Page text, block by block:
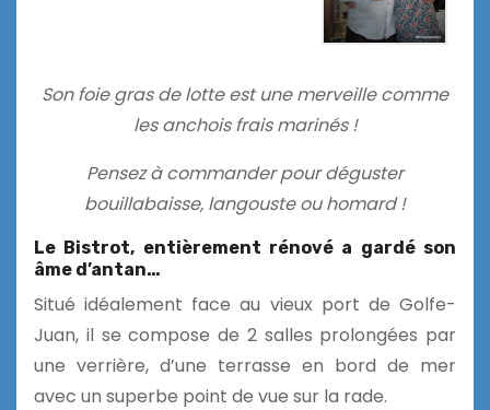
Son foie gras de lotte est une merveille comme
les anchois frais marinés !
Pensez à commander pour déguster
bouillabaisse, langouste ou homard !
Le Bistrot, entièrement rénové a gardé son
âme d’antan…
Situé idéalement face au vieux port de Golfe-
Juan, il se compose de 2 salles prolongées par
une verrière, d’une terrasse en bord de mer
avec un superbe point de vue sur la rade.